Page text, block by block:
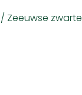
/ Zeeuwse zwarte